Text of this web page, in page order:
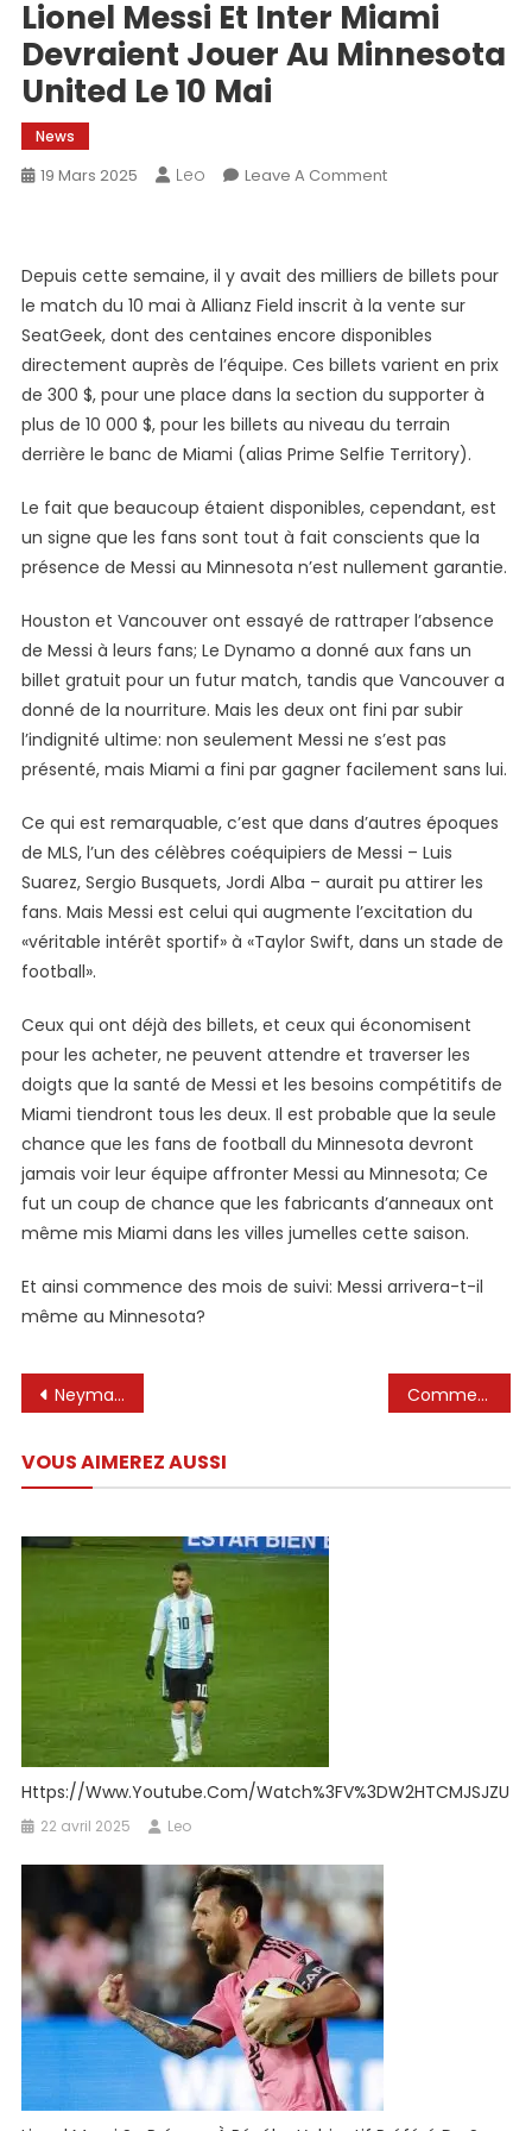
Lionel Messi Et Inter Miami
Devraient Jouer Au Minnesota
United Le 10 Mai
News
19 Mars 2025 Leo Leave A CommentOn
Inter
Miami
Devraient
Jouer
Au
Minnesota
United
10
Mai
Depuis cette semaine, il y avait des milliers de billets pour
le match du 10 mai à Allianz Field inscrit à la vente sur
SeatGeek, dont des centaines encore disponibles
directement auprès de l’équipe. Ces billets varient en prix
de 300 $, pour une place dans la section du supporter à
plus de 10 000 $, pour les billets au niveau du terrain
derrière le banc de Miami (alias Prime Selfie Territory).
Le fait que beaucoup étaient disponibles, cependant, est
un signe que les fans sont tout à fait conscients que la
présence de Messi au Minnesota n’est nullement garantie.
Houston et Vancouver ont essayé de rattraper l’absence
de Messi à leurs fans; Le Dynamo a donné aux fans un
billet gratuit pour un futur match, tandis que Vancouver a
donné de la nourriture. Mais les deux ont fini par subir
l’indignité ultime: non seulement Messi ne s’est pas
présenté, mais Miami a fini par gagner facilement sans lui.
Ce qui est remarquable, c’est que dans d’autres époques
de MLS, l’un des célèbres coéquipiers de Messi – Luis
Suarez, Sergio Busquets, Jordi Alba – aurait pu attirer les
fans. Mais Messi est celui qui augmente l’excitation du
«véritable intérêt sportif» à «Taylor Swift, dans un stade de
football».
Ceux qui ont déjà des billets, et ceux qui économisent
pour les acheter, ne peuvent attendre et traverser les
doigts que la santé de Messi et les besoins compétitifs de
Miami tiendront tous les deux. Il est probable que la seule
chance que les fans de football du Minnesota devront
jamais voir leur équipe affronter Messi au Minnesota; Ce
fut un coup de chance que les fabricants d’anneaux ont
même mis Miami dans les villes jumelles cette saison.
Et ainsi commence des mois de suivi: Messi arrivera-t-il
même au Minnesota?
Navigation
l’article
Neymar Jr, Cristiano Ronaldo, Leo Messi, Mrbeast 🔥🥰 #football #footballshorts #shorts Commentaires hilarants TRAIL Funérailles Affiche de la femme ghanéenne avec Lionel Messi, Di Maria comme petits-enfants
VOUS AIMEREZ AUSSI
Https://www.youtube.com/watch%3FV%3DW2HTCMJSJZU
22 avril 2025 Leo